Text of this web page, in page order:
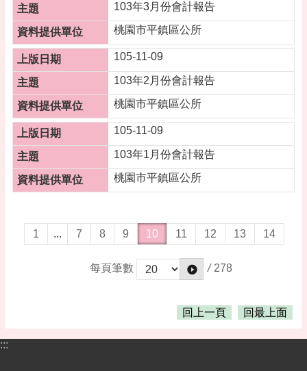
103年3月份會計報告
桃園市平鎮區公所
105-11-09
103年2月份會計報告
桃園市平鎮區公所
105-11-09
103年1月份會計報告
桃園市平鎮區公所
1 ... 7 8 9 10 11 12 13 14
每頁筆數 / 278
回上一頁 回最上面
:::